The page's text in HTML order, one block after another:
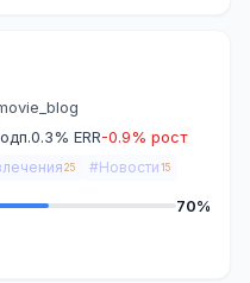
0.3% ERR-0.9% рост
25 #Новости 15
70%